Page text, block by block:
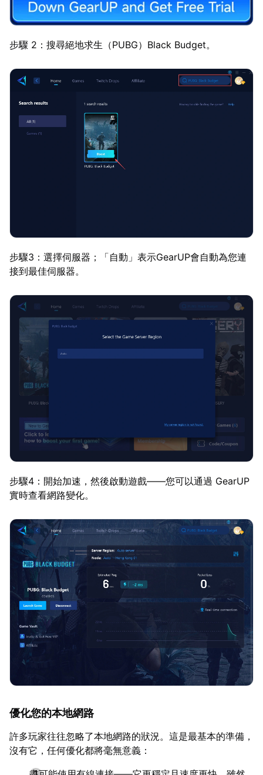
步驟 2：搜尋絕地求生（PUBG）Black Budget。
步驟3：選擇伺服器；「自動」表示GearUP會自動為您連
接到最佳伺服器。
步驟4：開始加速，然後啟動遊戲——您可以通過 GearUP
實時查看網路變化。
優化您的本地網路
許多玩家往往忽略了本地網路的狀況。這是最基本的準備，
沒有它，任何優化都將毫無意義：